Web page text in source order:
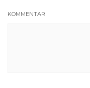
KOMMENTAR